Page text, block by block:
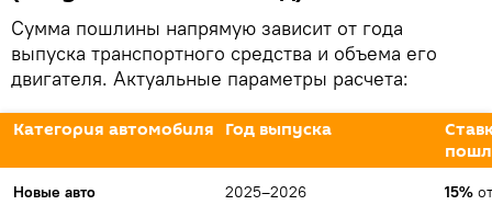
Сумма пошлины напрямую зависит от года
выпуска транспортного средства и объема его
двигателя. Актуальные параметры расчета:
Категория автомобиля Год выпуска
Новые авто 2025–2026 15%